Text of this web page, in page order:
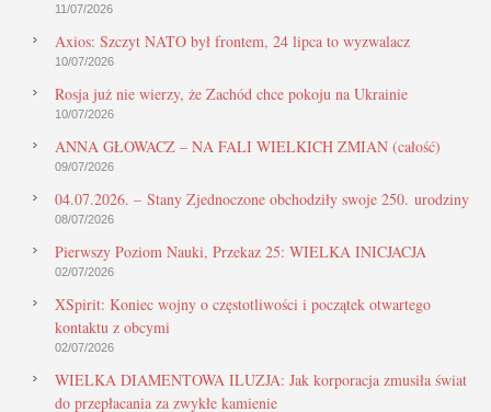
11/07/2026
Axios: Szczyt NATO był frontem, 24 lipca to wyzwalacz
10/07/2026
Rosja już nie wierzy, że Zachód chce pokoju na Ukrainie
10/07/2026
ANNA GŁOWACZ – NA FALI WIELKICH ZMIAN (całość)
09/07/2026
04.07.2026. – Stany Zjednoczone obchodziły swoje 250. urodziny
08/07/2026
Pierwszy Poziom Nauki, Przekaz 25: WIELKA INICJACJA
02/07/2026
XSpirit: Koniec wojny o częstotliwości i początek otwartego
kontaktu z obcymi
02/07/2026
WIELKA DIAMENTOWA ILUZJA: Jak korporacja zmusiła świat
do przepłacania za zwykłe kamienie